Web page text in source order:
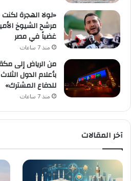
«لولا الهجرة
مرشح الشيوخ
غضباً في مصر
منذ 7 ساعات
من الرياض إلى
بأعلام الدول
للدفاع المشترك»
منذ 7 ساعات
آخر المقالات